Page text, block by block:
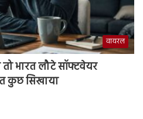
वायरल
भारत लौटे सॉफ्टवेयर
कुछ सिखाया